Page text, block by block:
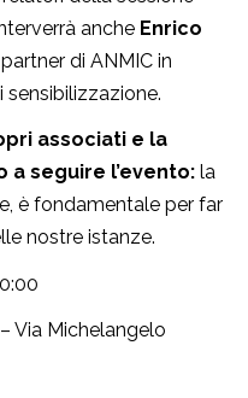
anche Enrico
, partner di ANMIC in
associati e la
seguire l’evento: la
è fondamentale per far
nostre istanze.
Via Michelangelo